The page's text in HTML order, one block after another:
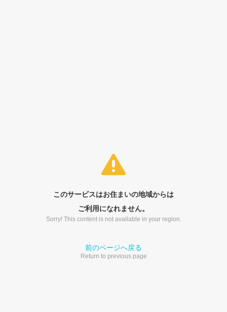
このサービスはお住まいの地域からは
ご利用になれません。
Sorry! This content is not available in your region.
前のページへ戻る
Return to previous page